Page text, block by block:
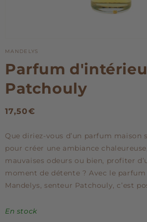
le
1
dans
fenêtre
modale
MANDELYS
Parfum
Patchouly
Prix
17,50€
Que diriez-vous d’un parfum maison
pour créer une ambiance
mauvaises odeurs ou bien, profiter
moment de détente ? Avec le parfum
Mandelys, senteur Patchouly, c’est
En stock